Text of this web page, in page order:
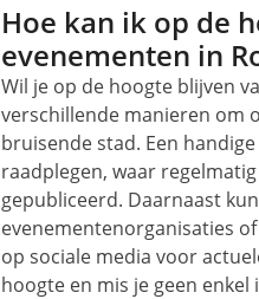
Hoe kan ik op de
evenementen in
Wil je op de hoogte blijven
verschillende manieren om
bruisende stad. Een
raadplegen, waar
gepubliceerd. Daarnaast
evenementenorganisaties
op sociale media voor
hoogte en mis je geen